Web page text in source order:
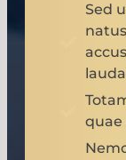
Sed
quae